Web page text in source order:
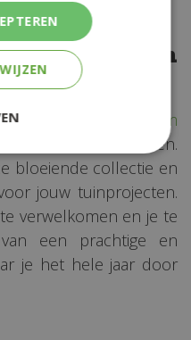
Makkum
Witmarsum
tuinplanten.
bloeiende collectie en
jouw tuinprojecten.
verwelkomen en je te
een prachtige en
je het hele jaar door